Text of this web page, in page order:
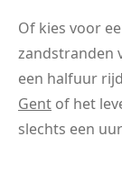
Of kies voor
zandstranden
een halfuur
Gent of het
slechts een